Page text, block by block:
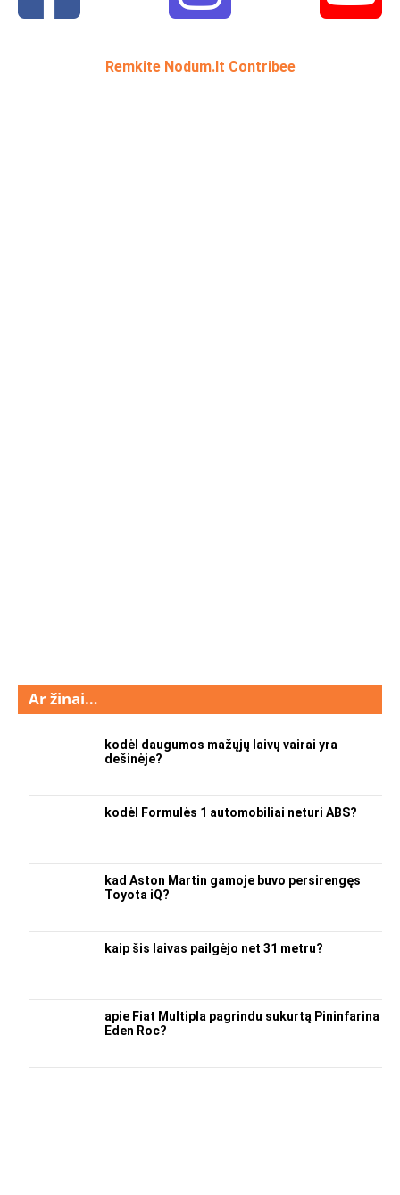
Remkite Nodum.lt Contribee
Ar žinai…
kodėl daugumos mažųjų laivų vairai yra
dešinėje?
kodėl Formulės 1 automobiliai neturi ABS?
kad Aston Martin gamoje buvo persirengęs
Toyota iQ?
kaip šis laivas pailgėjo net 31 metru?
apie Fiat Multipla pagrindu sukurtą Pininfarina
Eden Roc?